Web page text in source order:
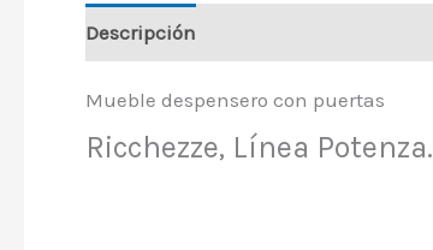
Descripción
Mueble despensero con puertas
Ricchezze, Línea Potenza.